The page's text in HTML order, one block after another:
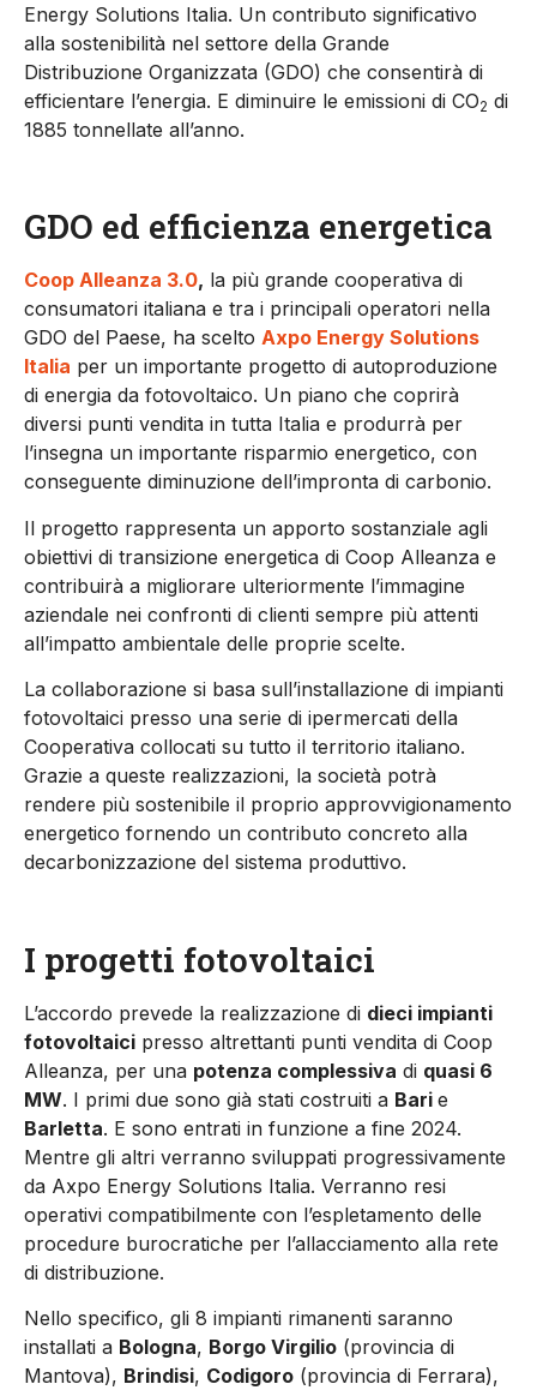
Energy Solutions Italia. Un contributo significativo
alla sostenibilità nel settore della Grande
Distribuzione Organizzata (GDO) che consentirà di
efficientare l’energia. E diminuire le emissioni di CO2 di
1885 tonnellate all’anno.
GDO ed efficienza energetica
Coop Alleanza 3.0, la più grande cooperativa di
consumatori italiana e tra i principali operatori nella
GDO del Paese, ha scelto Axpo Energy Solutions
Italia per un importante progetto di autoproduzione
di energia da fotovoltaico. Un piano che coprirà
diversi punti vendita in tutta Italia e produrrà per
l’insegna un importante risparmio energetico, con
conseguente diminuzione dell’impronta di carbonio.
Il progetto rappresenta un apporto sostanziale agli
obiettivi di transizione energetica di Coop Alleanza e
contribuirà a migliorare ulteriormente l’immagine
aziendale nei confronti di clienti sempre più attenti
all’impatto ambientale delle proprie scelte.
La collaborazione si basa sull’installazione di impianti
fotovoltaici presso una serie di ipermercati della
Cooperativa collocati su tutto il territorio italiano.
Grazie a queste realizzazioni, la società potrà
rendere più sostenibile il proprio approvvigionamento
energetico fornendo un contributo concreto alla
decarbonizzazione del sistema produttivo.
I progetti fotovoltaici
L’accordo prevede la realizzazione di dieci impianti
fotovoltaici presso altrettanti punti vendita di Coop
Alleanza, per una potenza complessiva di quasi 6
MW. I primi due sono già stati costruiti a Bari e
Barletta. E sono entrati in funzione a fine 2024.
Mentre gli altri verranno sviluppati progressivamente
da Axpo Energy Solutions Italia. Verranno resi
operativi compatibilmente con l’espletamento delle
procedure burocratiche per l’allacciamento alla rete
di distribuzione.
Nello specifico, gli 8 impianti rimanenti saranno
installati a Bologna, Borgo Virgilio (provincia di
Mantova), Brindisi, Codigoro (provincia di Ferrara),